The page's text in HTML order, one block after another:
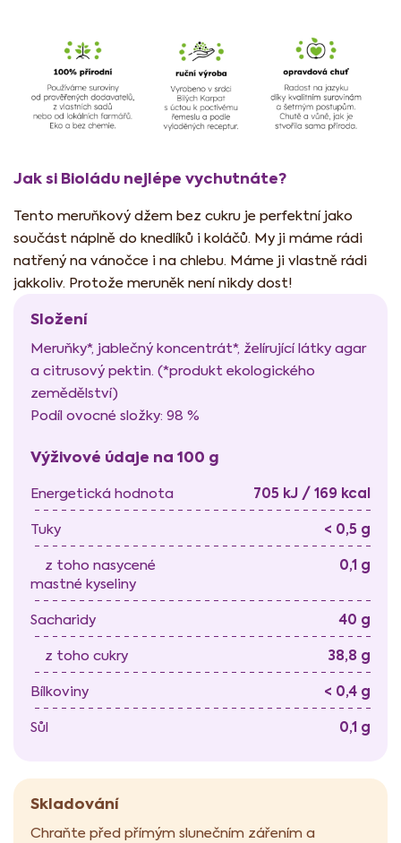
Jak si Bioládu nejlépe vychutnáte?
Tento meruňkový džem bez cukru je perfektní jako
součást náplně do knedlíků i koláčů. My ji máme rádi
natřený na vánočce i na chlebu. Máme ji vlastně rádi
jakkoliv. Protože meruněk není nikdy dost!
Složení
Meruňky*, jablečný koncentrát*, želírující látky agar
a citrusový pektin. (*produkt ekologického
zemědělství)
Podíl ovocné složky: 98 %
Výživové údaje na 100 g
Energetická hodnota 705 kJ / 169 kcal
Tuky < 0,5 g
z toho nasycené
mastné kyseliny
0,1 g
Sacharidy 40 g
z toho cukry 38,8 g
Bílkoviny < 0,4 g
Sůl 0,1 g
Skladování
Chraňte před přímým slunečním zářením a